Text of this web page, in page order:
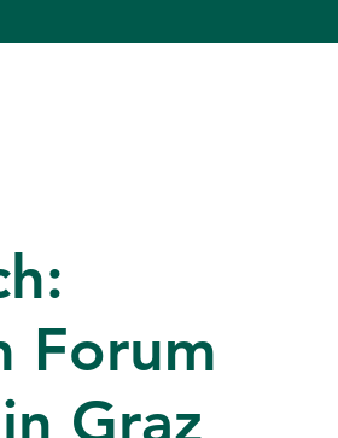
Forum
Graz